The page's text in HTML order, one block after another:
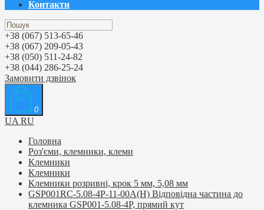
Контакти
+38 (067) 513-65-46
+38 (067) 209-05-43
+38 (050) 511-24-82
+38 (044) 286-25-24
Замовити дзвінок
0
UA RU
Головна
Роз'єми, клемники, клеми
Клемники
Клемники
Клемники розривні, крок 5 мм, 5,08 мм
GSP001RC-5.08-4P-11-00A(H) Відповідна частина до
клемника GSP001-5.08-4P, прямий кут